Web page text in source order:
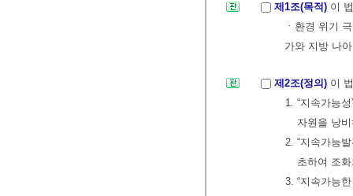
제1조(목적) 이
ㆍ환경 위기
가와 지방 나
제2조(정의) 이
1. “지속가능
자원을 낭
2. “지속가능
초하여 조
3. “지속가능